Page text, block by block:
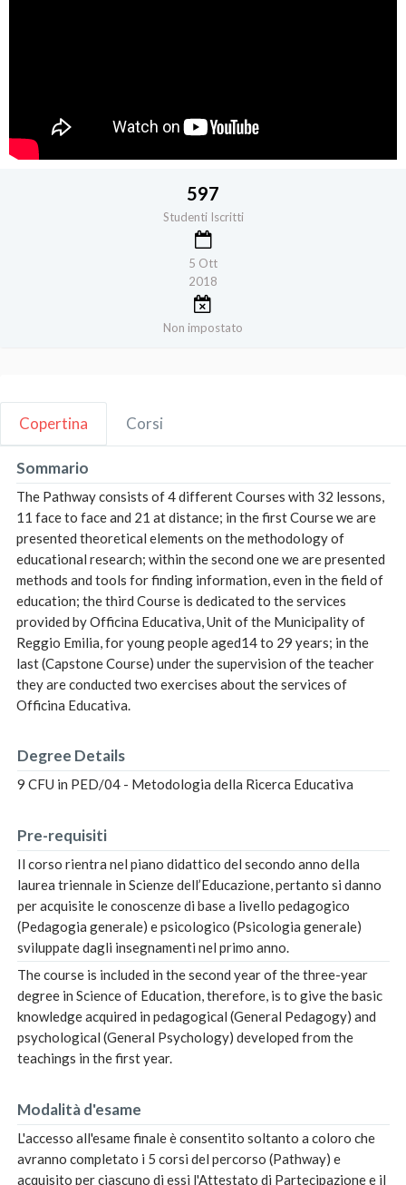
597
Studenti Iscritti
5 Ott
2018
Non impostato
Copertina Corsi
Sommario
The Pathway consists of 4 different Courses with 32 lessons,
11 face to face and 21 at distance; in the first Course we are
presented theoretical elements on the methodology of
educational research; within the second one we are presented
methods and tools for finding information, even in the field of
education; the third Course is dedicated to the services
provided by Officina Educativa, Unit of the Municipality of
Reggio Emilia, for young people aged14 to 29 years; in the
last (Capstone Course) under the supervision of the teacher
they are conducted two exercises about the services of
Officina Educativa.
Degree Details
9 CFU in PED/04 - Metodologia della Ricerca Educativa
Pre-requisiti
Il corso rientra nel piano didattico del secondo anno della
laurea triennale in Scienze dell’Educazione, pertanto si danno
per acquisite le conoscenze di base a livello pedagogico
(Pedagogia generale) e psicologico (Psicologia generale)
sviluppate dagli insegnamenti nel primo anno.
The course is included in the second year of the three-year
degree in Science of Education, therefore, is to give the basic
knowledge acquired in pedagogical (General Pedagogy) and
psychological (General Psychology) developed from the
teachings in the first year.
Modalità d'esame
L'accesso all'esame finale è consentito soltanto a coloro che
avranno completato i 5 corsi del percorso (Pathway) e
acquisito per ciascuno di essi l'Attestato di Partecipazione e il